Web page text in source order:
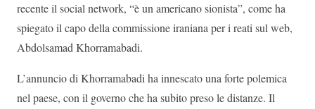
recente il social network, “è un americano sionista”, come ha
spiegato il capo della commissione iraniana per i reati sul web,
Abdolsamad Khorramabadi.
L’annuncio di Khorramabadi ha innescato una forte polemica
nel paese, con il governo che ha subito preso le distanze. Il